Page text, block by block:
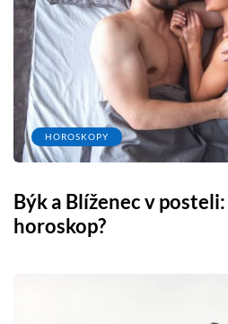
HOROSKOPY
Býk a Blíženec v
horoskop?